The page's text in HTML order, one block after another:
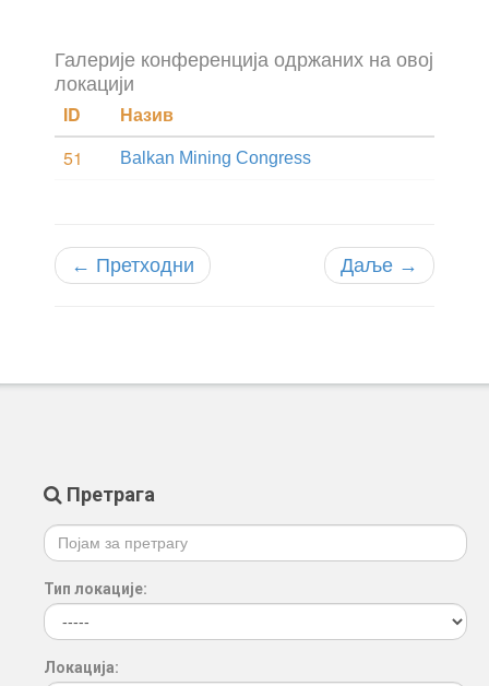
Галерије конференција одржаних на овој
локацији
ID
Назив
51
Balkan Mining Congress
← Претходни Даље →
Претрага
Тип локације:
Локација: